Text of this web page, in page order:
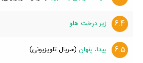
6.4 زیر درخت هلو
6.5 پیدا،‌ پنهان (سریال تلویزیونی)